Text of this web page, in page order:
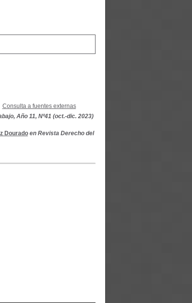
Consulta a fuentes externas
Año 11, Nº41 (oct.-dic. 2023)
Dourado en Revista Derecho del